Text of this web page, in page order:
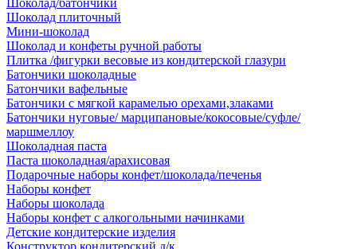
Шоколад/батончики
Шоколад плиточный
Мини-шоколад
Шоколад и конфеты ручной работы
Плитка /фигурки весовые из кондитерской глазури
Батончики шоколадные
Батончики вафельные
Батончики с мягкой карамелью орехами,злаками
Батончики нуговые/ марципановые/кокосовые/суфле/
маршмеллоу
Шоколадная паста
Паста шоколадная/арахисовая
Подарочные наборы конфет/шоколада/печенья
Наборы конфет
Наборы шоколада
Наборы конфет с алкогольными начинками
Детские кондитерские изделия
Конструктор кондитерский д/к